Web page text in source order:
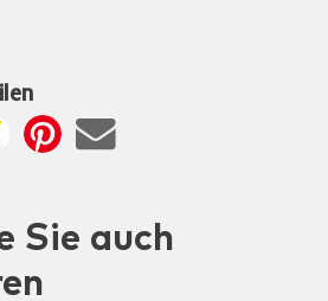
Sie auch